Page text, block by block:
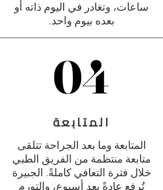
ساعات، وتغادر في اليوم ذاته أو
بعده بيوم واحد.
04
04
المتابعة
المتابعة وما بعد الجراحة تتلقى
متابعة منتظمة من الفريق الطبي
خلال فترة التعافي كاملةً. الجبيرة
تُرفع عادةً بعد أسبوع، والتورم